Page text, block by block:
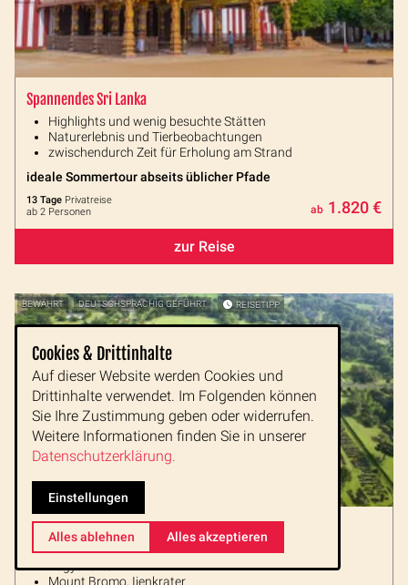
Spannendes Sri Lanka
Highlights und wenig besuchte Stätten
Naturerlebnis und Tierbeobachtungen
zwischendurch Zeit für Erholung am Strand
ideale Sommertour abseits üblicher Pfade
13 Tage Privatreise
ab 2 Personen
ab 1.820 €
zur Reise
BEWÄHRT DEUTSCHSPRACHIG GEFÜHRT REISETIPP
Java bis Bali Kurztour Privat
Prambanan, Borobudur
Yogyakarta
Mount Bromo, Ijenkrater
Cookies & Drittinhalte
Auf dieser Website werden Cookies und
Drittinhalte verwendet. Im Folgenden können
Sie Ihre Zustimmung geben oder widerrufen.
Weitere Informationen finden Sie in unserer
Datenschutzerklärung.
Einstellungen
Alles ablehnen Alles akzeptieren